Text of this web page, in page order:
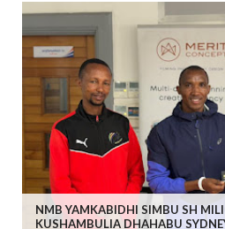
NMB YAMKABIDHI SIMBU SH
KUSHAMBULIA DHAHABU